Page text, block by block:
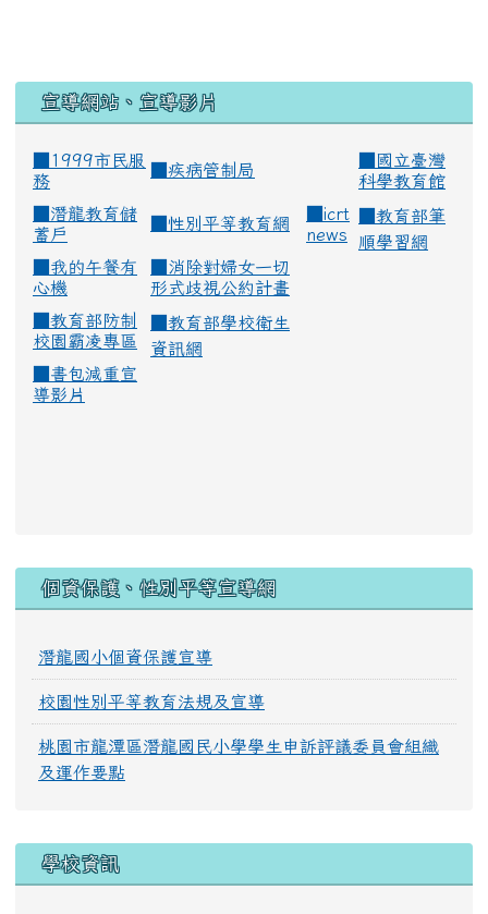
宣導網站、宣導影片
■1999市民服
務
疾病管制局
國立臺灣
科學教育館
潛龍教育儲
蓄戶
性別平等教育網
icrt
news
教育部筆
順學習網
我的午餐有
心機
消除對婦女一切
形式歧視公約計畫
教育部防制
校園霸凌專區
教育部學校衛生
資訊網
書包減重宣
導影片
個資保護、性別平等宣導網
潛龍國小個資保護宣導
校園性別平等教育法規及宣導
桃園市龍潭區潛龍國民小學學生申訴評議委員會組織
及運作要點
學校資訊